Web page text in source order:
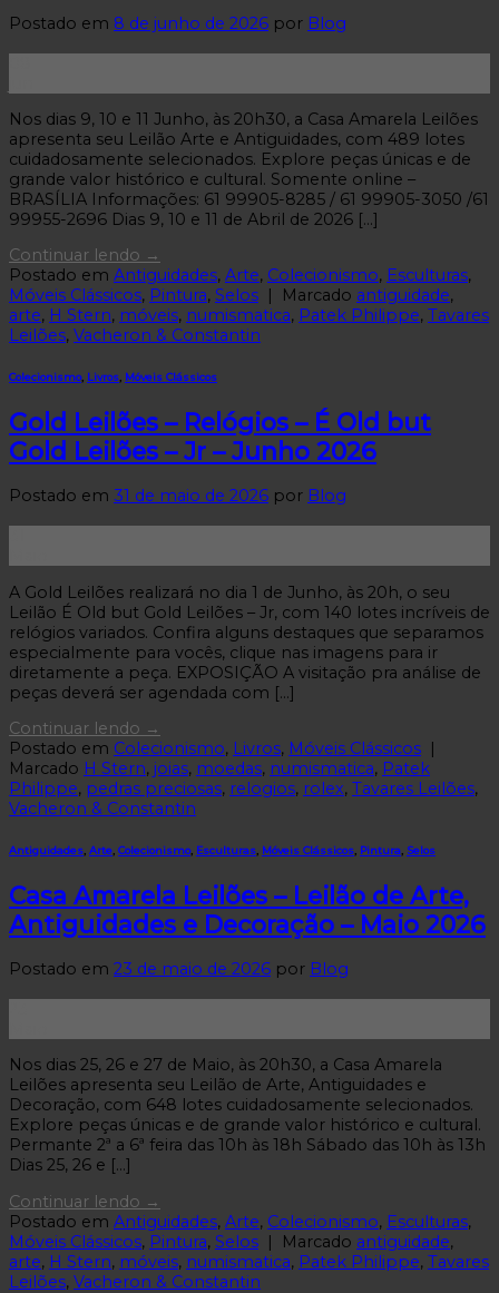
Postado em 8 de junho de 2026 por Blog
Nos dias 9, 10 e 11 Junho, às 20h30, a Casa Amarela Leilões
apresenta seu Leilão Arte e Antiguidades, com 489 lotes
cuidadosamente selecionados. Explore peças únicas e de
grande valor histórico e cultural. Somente online –
BRASÍLIA Informações: 61 99905-8285 / 61 99905-3050 /61
99955-2696 Dias 9, 10 e 11 de Abril de 2026 […]
Continuar lendo →
Postado em Antiguidades, Arte, Colecionismo, Esculturas,
Móveis Clássicos, Pintura, Selos Marcado antiguidade,
arte, H Stern, móveis, numismatica, Patek Philippe, Tavares
Leilões, Vacheron & Constantin
Colecionismo, Livros Móveis Clássicos
Gold Leilões – Relógios – É Old but
Gold Leilões – Jr – Junho 2026
Postado em 31 de maio de 2026 por Blog
A Gold Leilões realizará no dia 1 de Junho, às 20h, o seu
Leilão É Old but Gold Leilões – Jr, com 140 lotes incríveis de
relógios variados. Confira alguns destaques que separamos
especialmente para vocês, clique nas imagens para ir
diretamente a peça. EXPOSIÇÃO A visitação pra análise de
peças deverá ser agendada com […]
Continuar lendo →
Postado em Colecionismo, Livros, Móveis Clássicos |
Marcado H Stern, joias, moedas, numismatica, Patek
Philippe, pedras preciosas, relogios, rolex, Tavares Leilões,
Vacheron & Constantin
Antiguidades Arte Colecionismo, Esculturas Móveis Clássicos Pintura Selos
Casa Amarela Leilões – Leilão de Arte,
Antiguidades e Decoração – Maio 2026
Postado em 23 de maio de 2026 por Blog
Nos dias 25, 26 e 27 de Maio, às 20h30, a Casa Amarela
Leilões apresenta seu Leilão de Arte, Antiguidades e
Decoração, com 648 lotes cuidadosamente selecionados.
Explore peças únicas e de grande valor histórico e cultural.
Permante 2ª a 6ª feira das 10h às 18h Sábado das 10h às 13h
Dias 25, 26 e […]
Continuar lendo →
Postado em Antiguidades, Arte, Colecionismo, Esculturas,
Móveis Clássicos, Pintura, Selos | Marcado antiguidade,
arte, H Stern, móveis, numismatica, Patek Philippe, Tavares
Leilões, Vacheron & Constantin